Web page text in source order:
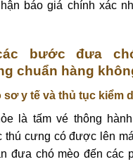
báo giá chính xác
bước đưa
chuẩn hàng
sơ y tế và thủ tục kiểm
là tấm vé thông
thú cưng có được lên
đưa chó mèo đến các